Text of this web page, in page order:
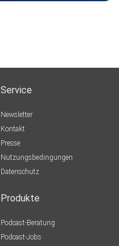
Service
Newsletter
Kontakt
Presse
Nutzungsbedingungen
Datenschutz
Produkte
Podcast-Beratung
Podcast-Jobs